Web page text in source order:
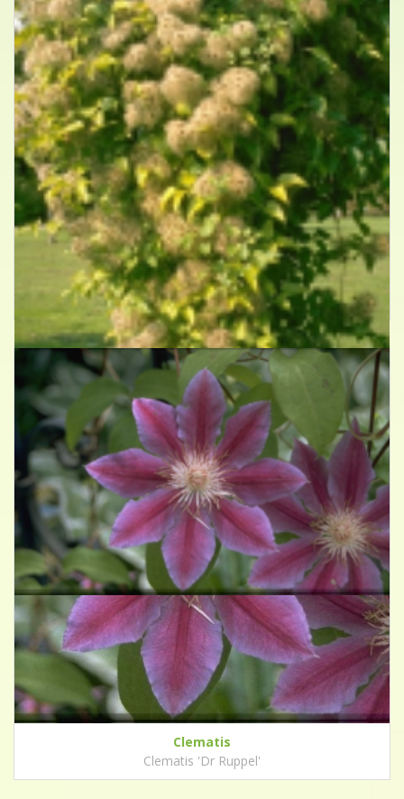
Bosrank
Clematis vitalba
Clematis
Clematis 'Dr Ruppel'